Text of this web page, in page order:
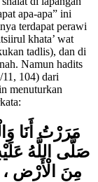
di lapangan
apa-apa” ini
terdapat perawi
khata’ wat
tadlis), dan di
Namun hadits
104) dari
menuturkan
مَرَرْتُ أَنَا
صَلَّى اللَّهُ